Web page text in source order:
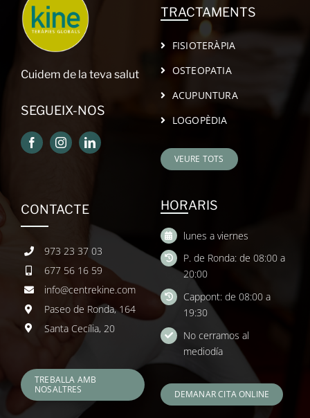
Cuidem de la teva salut
SEGUEIX-NOS
TRACTAMENTS
FISIOTERÀPIA
OSTEOPATIA
ACUPUNTURA
LOGOPÈDIA
VEURE TOTS
CONTACTE
973 23 37 03
677 56 16 59
info@centrekine.com
Paseo de Ronda, 164
Santa Cecília, 20
TREBALLA AMB
NOSALTRES
HORARIS
lunes a viernes
P. de Ronda: de 08:00 a
20:00
Cappont: de 08:00 a
19:30
No cerramos al
mediodía
DEMANAR CITA ONLINE